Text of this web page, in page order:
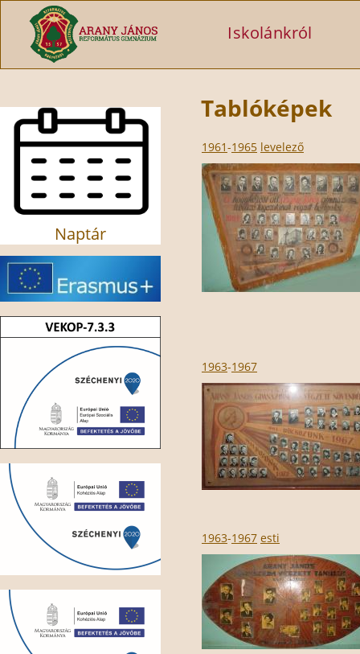
Ugrás a tartalomra
Iskolánkról
Naptár
Tablóképek
1961-1965 levelező
1963-1967
1963-1967 esti